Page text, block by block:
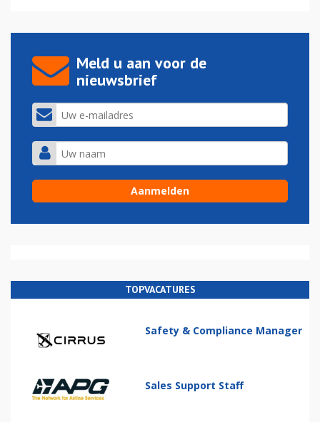
Meld u aan voor de
nieuwsbrief
TOPVACATURES
Safety & Compliance Manager
Sales Support Staff